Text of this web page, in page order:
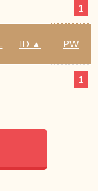
1
ID ▲ PW
1